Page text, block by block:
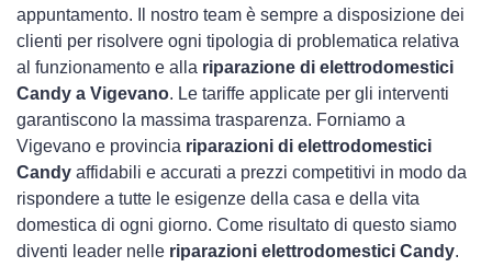
appuntamento. Il nostro team è sempre a disposizione dei
clienti per risolvere ogni tipologia di problematica relativa
al funzionamento e alla riparazione di elettrodomestici
Candy a Vigevano. Le tariffe applicate per gli interventi
garantiscono la massima trasparenza. Forniamo a
Vigevano e provincia riparazioni di elettrodomestici
Candy affidabili e accurati a prezzi competitivi in modo da
rispondere a tutte le esigenze della casa e della vita
domestica di ogni giorno. Come risultato di questo siamo
diventi leader nelle riparazioni elettrodomestici Candy.